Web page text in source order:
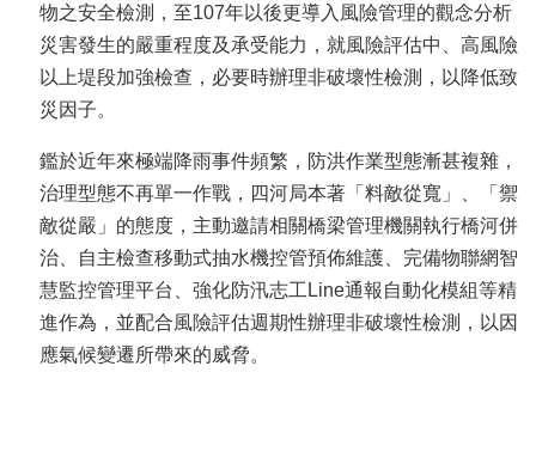
物之安全檢測，至107年以後更導入風險管理的觀念分析
災害發生的嚴重程度及承受能力，就風險評估中、高風險
以上堤段加強檢查，必要時辦理非破壞性檢測，以降低致
災因子。
鑑於近年來極端降雨事件頻繁，防洪作業型態漸甚複雜，
治理型態不再單一作戰，四河局本著「料敵從寬」、「禦
敵從嚴」的態度，主動邀請相關橋梁管理機關執行橋河併
治、自主檢查移動式抽水機控管預佈維護、完備物聯網智
慧監控管理平台、強化防汛志工Line通報自動化模組等精
進作為，並配合風險評估週期性辦理非破壞性檢測，以因
應氣候變遷所帶來的威脅。